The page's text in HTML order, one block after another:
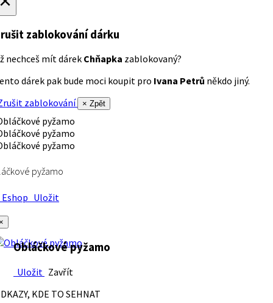
zablokování dárku
nechceš mít dárek Chňapka zablokovaný?
dárek pak bude moci koupit pro Ivana Petrů někdo jiný.
zablokování
× Zpět
pyžamo
Uložit
Obláčkové pyžamo
Uložit Zavřít
KDE TO SEHNAT